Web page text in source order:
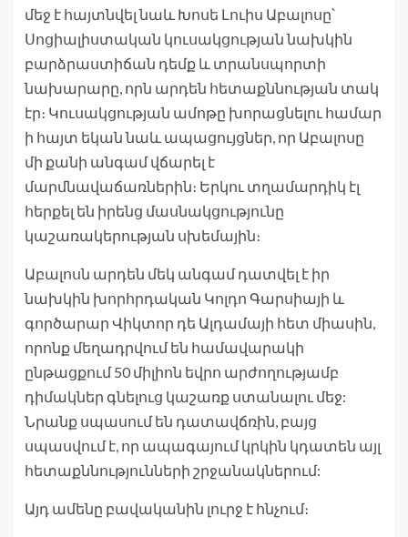
մեջ է հայտնվել նաև Խոսե Լուիս Աբալոսը՝
Սոցիալիստական ​​կուսակցության նախկին
բարձրաստիճան դեմք և տրանսպորտի
նախարարը, որն արդեն հետաքննության տակ
էր։ Կուսակցության ամոթը խորացնելու համար
ի հայտ եկան նաև ապացույցներ, որ Աբալոսը
մի քանի անգամ վճարել է
մարմնավաճառներին։ Երկու տղամարդիկ էլ
հերքել են իրենց մասնակցությունը
կաշառակերության սխեմային։
Աբալոսն արդեն մեկ անգամ դատվել է իր
նախկին խորհրդական Կոլդո Գարսիայի և
գործարար Վիկտոր դե Ալդամայի հետ միասին,
որոնք մեղադրվում են համավարակի
ընթացքում 50 միլիոն եվրո արժողությամբ
դիմակներ գնելուց կաշառք ստանալու մեջ:
Նրանք սպասում են դատավճռին, բայց
սպասվում է, որ ապագայում կրկին կդատեն այլ
հետաքննությունների շրջանակներում:
Այդ ամենը բավականին լուրջ է հնչում։